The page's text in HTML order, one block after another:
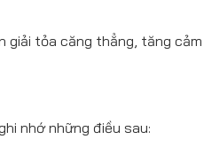
tỏa căng thẳng, tăng
nhớ những điều sau: